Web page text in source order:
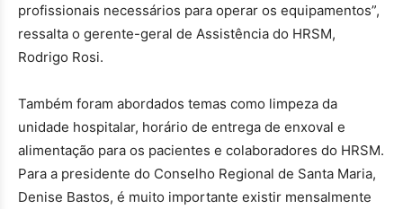
profissionais necessários para operar os equipamentos”,
ressalta o gerente-geral de Assistência do HRSM,
Rodrigo Rosi.
Também foram abordados temas como limpeza da
unidade hospitalar, horário de entrega de enxoval e
alimentação para os pacientes e colaboradores do HRSM.
Para a presidente do Conselho Regional de Santa Maria,
Denise Bastos, é muito importante existir mensalmente